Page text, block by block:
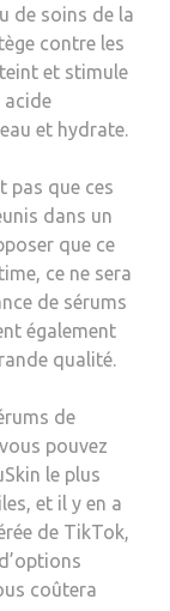
de soins de la
contre les
et stimule
acide
et hydrate.
pas que ces
dans un
que ce
ce ne sera
de sérums
également
qualité.
de
pouvez
le plus
et il y en a
de TikTok,
coûtera